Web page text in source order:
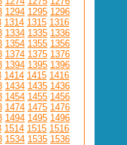
1294 1295 1296
1314 1315 1316
1334 1335 1336
1354 1355 1356
1374 1375 1376
1394 1395 1396
1414 1415 1416
1434 1435 1436
1454 1455 1456
1474 1475 1476
1494 1495 1496
1514 1515 1516
1534 1535 1536